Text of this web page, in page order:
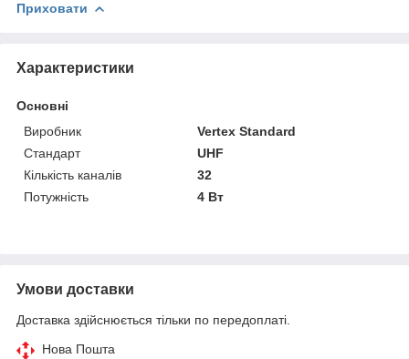
Приховати
Характеристики
Основні
Виробник
Vertex Standard
Стандарт
UHF
Кількість каналів
32
Потужність
4 Вт
Умови доставки
Доставка здійснюється тільки по передоплаті.
Нова Пошта